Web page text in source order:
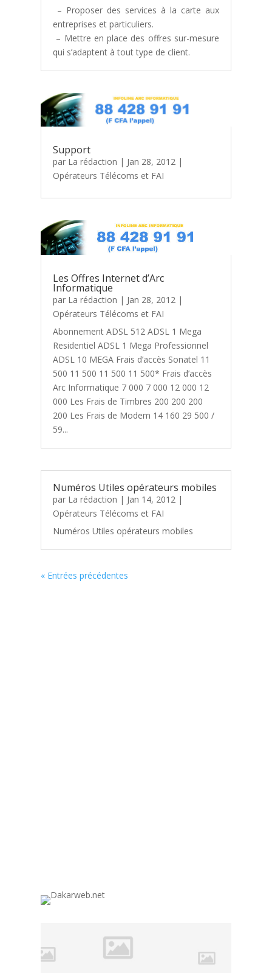
– Proposer des services à la carte aux
entreprises et particuliers.
– Mettre en place des offres sur-mesure
qui s’adaptent à tout type de client.
Support
par La rédaction | Jan 28, 2012 |
Opérateurs Télécoms et FAI
Les Offres Internet d’Arc
Informatique
par La rédaction | Jan 28, 2012 |
Opérateurs Télécoms et FAI
Abonnement ADSL 512 ADSL 1 Mega
Residentiel ADSL 1 Mega Professionnel
ADSL 10 MEGA Frais d’accès Sonatel 11
500 11 500 11 500 11 500* Frais d’accès
Arc Informatique 7 000 7 000 12 000 12
000 Les Frais de Timbres 200 200 200
200 Les Frais de Modem 14 160 29 500 /
59...
Numéros Utiles opérateurs mobiles
par La rédaction | Jan 14, 2012 |
Opérateurs Télécoms et FAI
Numéros Utiles opérateurs mobiles
« Entrées précédentes